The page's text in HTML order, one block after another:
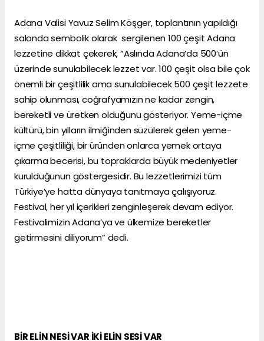
Adana Valisi Yavuz Selim Köşger, toplantının yapıldığı
salonda sembolik olarak sergilenen 100 çeşit Adana
lezzetine dikkat çekerek, “Aslında Adana’da 500’ün
üzerinde sunulabilecek lezzet var. 100 çeşit olsa bile çok
önemli bir çeşitlilik ama sunulabilecek 500 çeşit lezzete
sahip olunması, coğrafyamızın ne kadar zengin,
bereketli ve üretken olduğunu gösteriyor. Yeme-içme
kültürü, bin yılların ilmiğinden süzülerek gelen yeme-
içme çeşitliliği, bir üründen onlarca yemek ortaya
çıkarma becerisi, bu topraklarda büyük medeniyetler
kurulduğunun göstergesidir. Bu lezzetlerimizi tüm
Türkiye’ye hatta dünyaya tanıtmaya çalışıyoruz.
Festival, her yıl içerikleri zenginleşerek devam ediyor.
Festivalimizin Adana’ya ve ülkemize bereketler
getirmesini diliyorum” dedi.
BİR ELİN NESİ VAR İKİ ELİN SESİ VAR